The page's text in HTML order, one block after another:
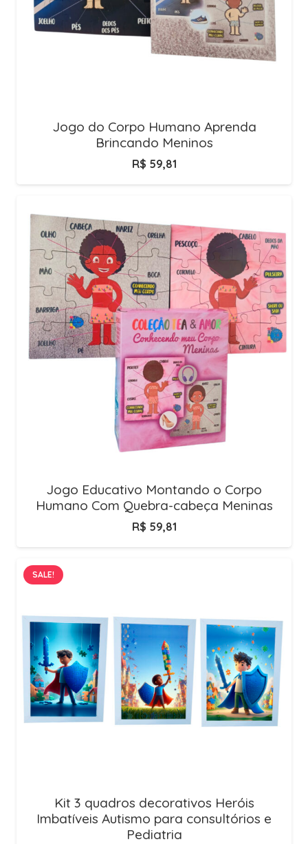
Jogo do Corpo Humano Aprenda
Brincando Meninos
R$ 59,81
Jogo Educativo Montando o Corpo
Humano Com Quebra-cabeça Meninas
R$ 59,81
SALE!
Kit 3 quadros decorativos Heróis
Imbatíveis Autismo para consultórios e
Pediatria